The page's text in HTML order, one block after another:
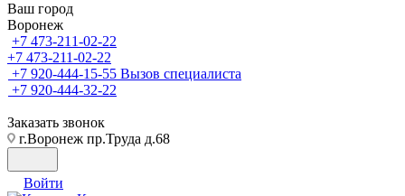
Ваш город
Воронеж
+7 473-211-02-22
+7 473-211-02-22
+7 920-444-15-55 Вызов специалиста
+7 920-444-32-22
Заказать звонок
г.Воронеж пр.Труда д.68
Войти